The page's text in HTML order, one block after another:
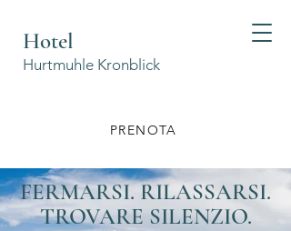
Hotel
Hurtmuhle Kronblick
PRENOTA
FERMARSI. RILASSARSI.
TROVARE SILENZIO.